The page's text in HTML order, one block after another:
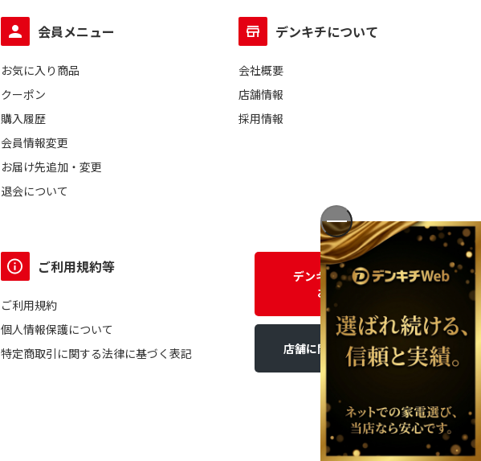
会員メニュー
お気に入り商品
クーポン
購入履歴
会員情報変更
お届け先追加・変更
退会について
デンキチについて
会社概要
店舗情報
採用情報
ご利用規約等
ご利用規約
個人情報保護について
特定商取引に関する法律に基づく表記
デンキチWEBに関する
お問い合わせ
店舗に関するお問い合わせ